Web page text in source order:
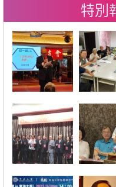
片
特別